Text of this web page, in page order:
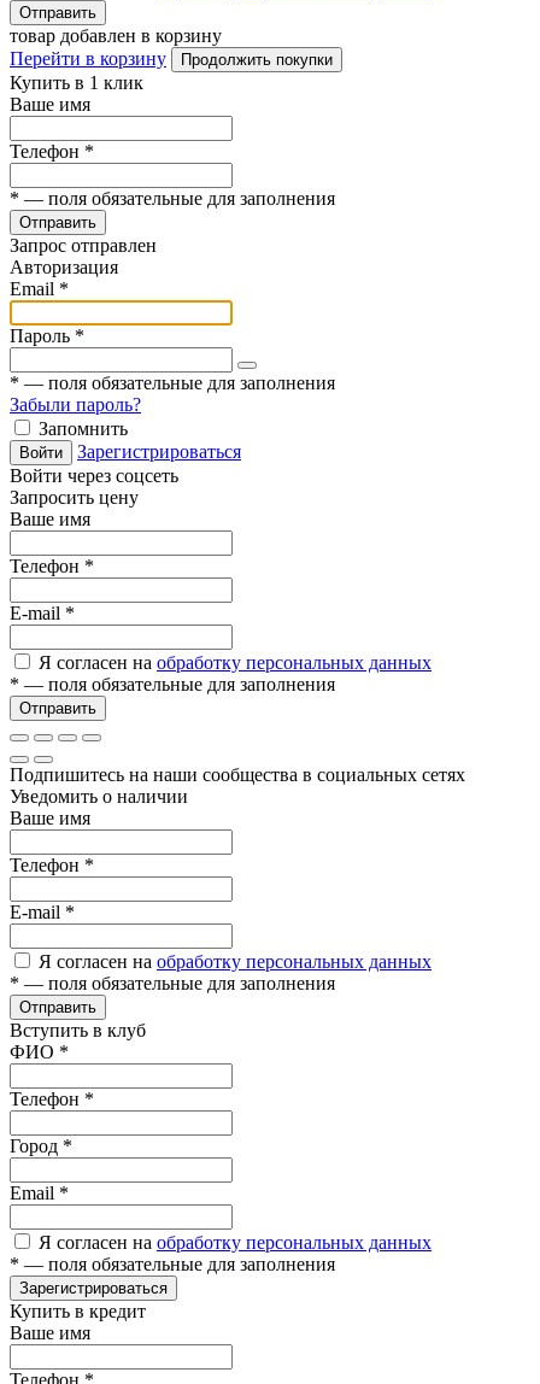
Отправить
товар добавлен в корзину
Перейти в корзину
Продолжить покупки
Купить в 1 клик
Ваше имя
Телефон *
* — поля обязательные для заполнения
Отправить
Запрос отправлен
Авторизация
Email *
Пароль *
* — поля обязательные для заполнения
Забыли пароль?
Запомнить
Войти
Зарегистрироваться
Войти через соцсеть
Запросить цену
Ваше имя
Телефон *
E-mail *
Я согласен на обработку персональных данных
* — поля обязательные для заполнения
Отправить
Подпишитесь на наши сообщества в социальных сетях
Уведомить о наличии
Ваше имя
Телефон *
E-mail *
Я согласен на обработку персональных данных
* — поля обязательные для заполнения
Отправить
Вступить в клуб
ФИО *
Телефон *
Город *
Email *
Я согласен на обработку персональных данных
* — поля обязательные для заполнения
Зарегистрироваться
Купить в кредит
Ваше имя
Телефон *